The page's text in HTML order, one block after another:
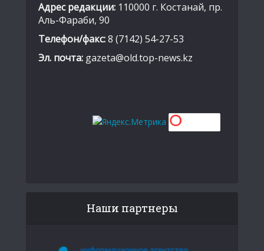
Адрес редакции: 110000 г. Костанай, пр.
Аль-Фараби, 90
Телефон/факс:8 (7142) 54-27-53
Эл. почта: gazeta@old.top-news.kz
Наши партнеры